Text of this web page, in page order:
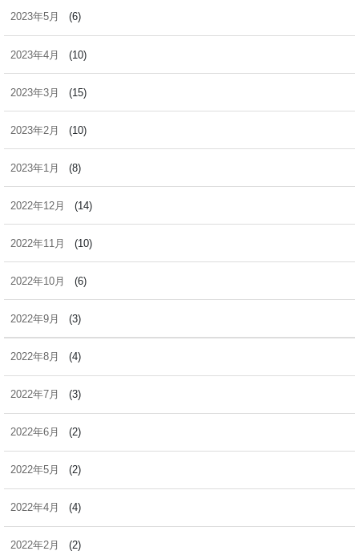
2023年5月 (6)
2023年4月 (10)
2023年3月 (15)
2023年2月 (10)
2023年1月 (8)
2022年12月 (14)
2022年11月 (10)
2022年10月 (6)
2022年9月 (3)
2022年8月 (4)
2022年7月 (3)
2022年6月 (2)
2022年5月 (2)
2022年4月 (4)
2022年2月 (2)